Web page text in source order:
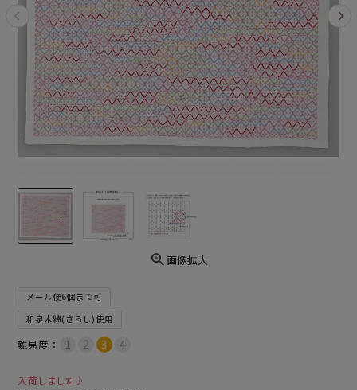
画像拡大
メール便6個まで可
和泉木綿(さらし)使用
難易度：
入荷しました♪